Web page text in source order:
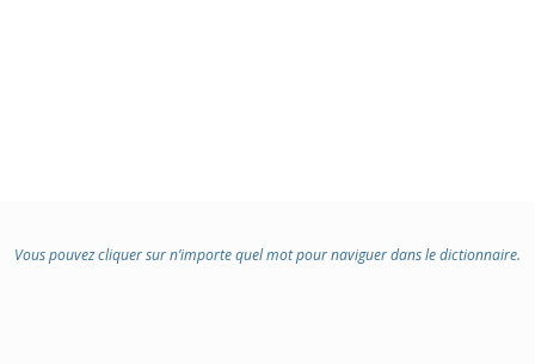
Vous pouvez cliquer sur n’importe quel mot pour naviguer dans le dictionnaire.